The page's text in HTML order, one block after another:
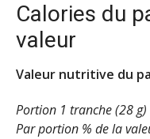
Calories du
valeur
Valeur nutritive du
Portion 1 tranche (28 g)
Par portion % de la